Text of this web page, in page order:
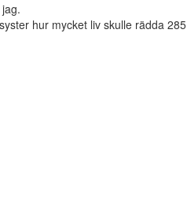
hur mycket liv skulle rädda 285